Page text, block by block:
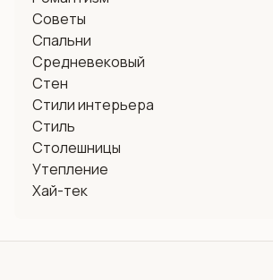
Советы
Спальни
Средневековый
Стен
Стили интерьера
Стиль
Столешницы
Утепление
Хай-тек